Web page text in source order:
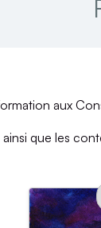
aux
que les